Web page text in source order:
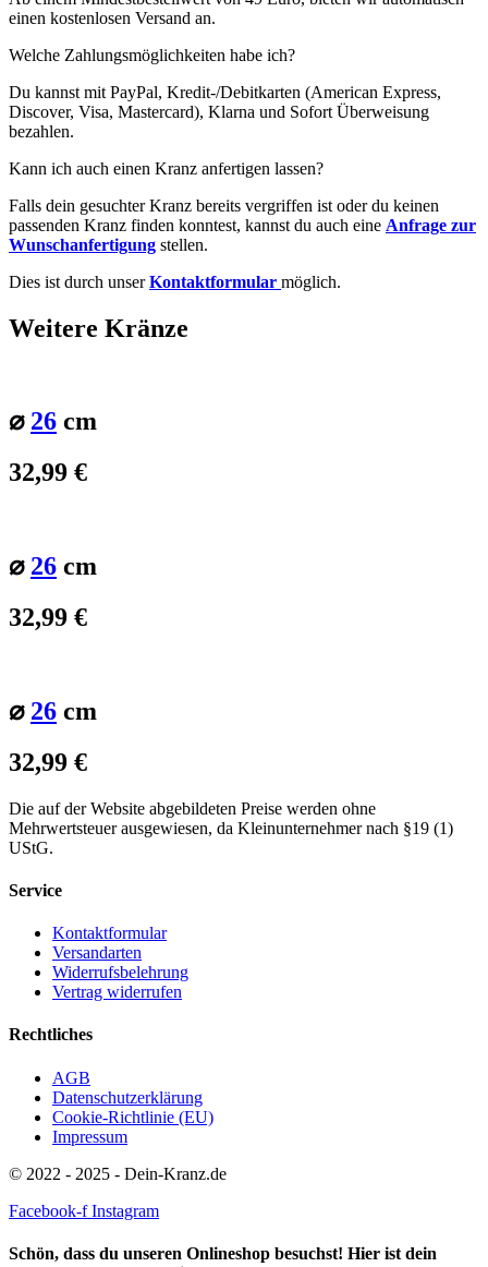
einen kostenlosen Versand an.
Welche Zahlungsmöglichkeiten habe ich?
Du kannst mit PayPal, Kredit-/Debitkarten (American Express,
Discover, Visa, Mastercard), Klarna und Sofort Überweisung
bezahlen.
Kann ich auch einen Kranz anfertigen lassen?
Falls dein gesuchter Kranz bereits vergriffen ist oder du keinen
passenden Kranz finden konntest, kannst du auch eine Anfrage zur
Wunschanfertigung stellen.
Dies ist durch unserKontaktformular möglich.
Weitere Kränze
⌀ 26 cm
32,99 €
⌀ 26 cm
32,99 €
⌀ 26 cm
32,99 €
Die auf der Website abgebildeten Preise werden ohne
Mehrwertsteuer ausgewiesen, da Kleinunternehmer nach §19 (1)
UStG.
Service
Kontaktformular
Versandarten
Widerrufsbelehrung
Vertrag widerrufen
Rechtliches
AGB
Datenschutzerklärung
Cookie-Richtlinie (EU)
Impressum
© 2022 - 2025 - Dein-Kranz.de
Facebook-f Instagram
Schön, dass du unseren Onlineshop besuchst! Hier ist dein